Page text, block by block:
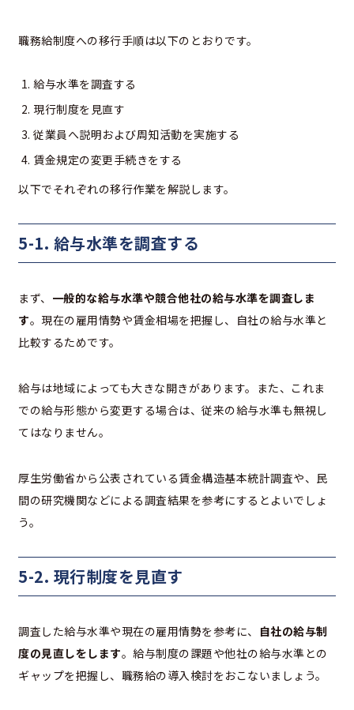
職務給制度への移行手順は以下のとおりです。
給与水準を調査する
現行制度を見直す
従業員へ説明および周知活動を実施する
賃金規定の変更手続きをする
以下でそれぞれの移行作業を解説します。
5-1. 給与水準を調査する
まず、 一般的な給与水準や競合他社の給与水準を調査しま
す。現在の雇用情勢や賃金相場を把握し、自社の給与水準と
比較するためです。
給与は地域によっても大きな開きがあります。また、これま
での給与形態から変更する場合は、従来の給与水準も無視し
てはなりません。
厚生労働省から公表されている賃金構造基本統計調査や、民
間の研究機関などによる調査結果を参考にするとよいでしょ
う。
5-2. 現行制度を見直す
調査した給与水準や現在の雇用情勢を参考に、 自社の給与制
度の見直しをします。給与制度の課題や他社の給与水準との
ギャップを把握し、職務給の導入検討をおこないましょう。